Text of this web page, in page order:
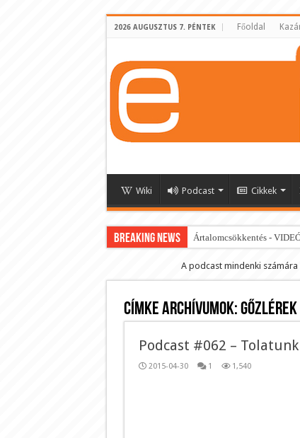
2026 AUGUSZTUS 7. PÉNTEK Főoldal
Wiki Podcast Cikkek
BREAKING NEWS Ártalomcsökkentés -
E-cigi használati szokások
Android Podcast
Párásító podcast lejátszási
A podcast mindenki
Címke archívumok:gőzlérek
Podcast #062 –
2015-04-30 1 1,540